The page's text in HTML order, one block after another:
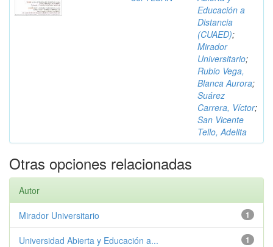
Educación a
Distancia
(CUAED);
Mirador
Universitario;
Rubio Vega,
Blanca Aurora;
Suárez
Carrera, Víctor;
San Vicente
Tello, Adelita
Otras opciones relacionadas
Autor
1
Mirador Universitario
1
Universidad Abierta y Educación a...